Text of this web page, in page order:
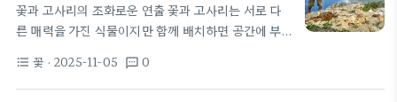
이 강한 남향보다는 밝은 간접광이 드는 위치에 두면
잎이 타지 않고 초록을 오랫동안 유지한다. 물주기는
표면이 마를 때까지 기다렸다가 충분히 촉촉해지면 물
꽃과 고사리의 조화로운 연출 꽃과 고사리는 서로 다
른 매력을 가진 식물이지만 함께 배치하면 공간에 부
세한 질감으로 꽃과의 대비를 만들고, 공간을 더 넓고
시원하게 보이게 하는 효과를 줍니다. 최근 인테리어
format_list_bulleted 꽃 · 2025-11-05 textsms 0